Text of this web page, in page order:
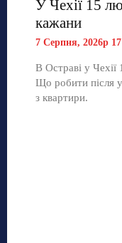
У Чехії 15
кажани
7 Серпня, 2026р
В Остраві у Чехії
Що робити після
з квартири.